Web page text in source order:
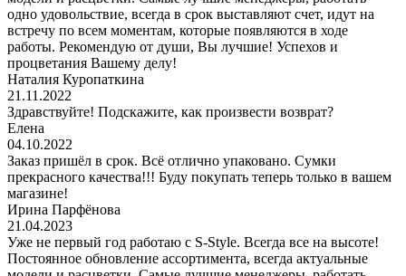
одно удовольствие, всегда в срок выставляют счет, идут на
встречу по всем моментам, которые появляются в ходе
работы. Рекомендую от души, Вы лучшие! Успехов и
процветания Вашему делу!
Наталия Куропаткина
21.11.2022
Здравствуйте! Подскажите, как произвести возврат?
Елена
04.10.2022
Заказ пришёл в срок. Всё отлично упаковано. Сумки
прекрасного качества!!! Буду покупать теперь только в вашем
магазине!
Ирина Парфёнова
21.04.2023
Уже не первый год работаю с S-Style. Всегда все на высоте!
Постоянное обновление ассортимента, всегда актуальные